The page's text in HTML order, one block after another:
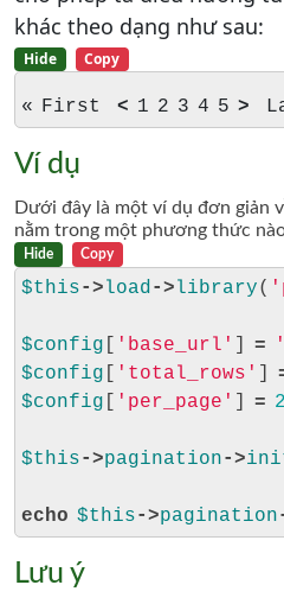
khác theo dạng như sau:
Hide Copy
« First < 1 2 3 4 5 >
Ví dụ
Dưới đây là một ví dụ đơn giản
nằm trong một phương thức
Hide Copy
$this->load ->library(
$config 'base_url' =
$config
'total_rows'
$config
'per_page' =
$this->pagination->
echo $this->pagination
Lưu ý